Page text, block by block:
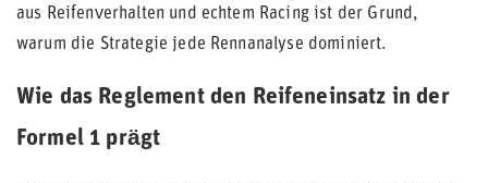
aus Reifenverhalten und echtem Racing ist der Grund,
warum die Strategie jede Rennanalyse dominiert.
Wie das Reglement den Reifeneinsatz in der
Formel 1 prägt